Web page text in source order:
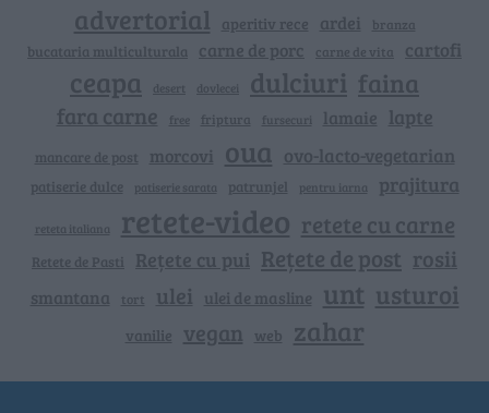
advertorial aperitiv rece ardei branza
bucataria multiculturala carne de porc carne de vita cartofi
ceapa desert dovlecei dulciuri faina
fara carne free friptura fursecuri lamaie lapte
mancare de post morcovi oua ovo-lacto-vegetarian
patiserie dulce patiserie sarata patrunjel pentru iarna prajitura
reteta italiana retete-video retete cu carne
Retete de Pasti Rețete cu pui Rețete de post rosii
smantana tort ulei ulei de masline unt usturoi
vanilie vegan web zahar